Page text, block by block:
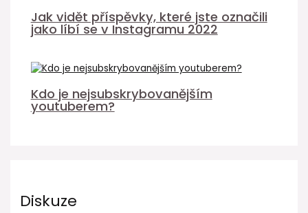
Jak vidět příspěvky, které jste označili
jako líbí se v Instagramu 2022
Kdo je nejsubskrybovanějším
youtuberem?
Diskuze